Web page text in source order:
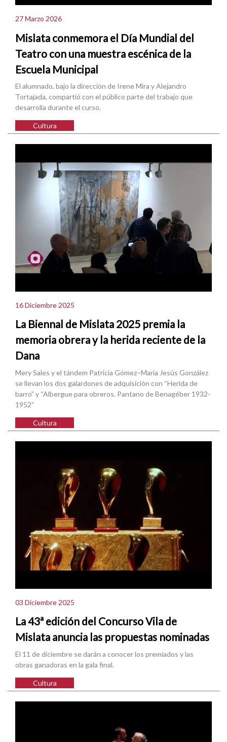
27 Marzo 2026
Mislata conmemora el Día Mundial del
Teatro con una muestra escénica de la
Escuela Municipal
El alumnado, bajo la dirección de Irene Mira y Alejandro
Tortajada, compartió con el público parte del trabajo que
desarrolla durante el curso.
Cultura
16 Diciembre 2025
La Biennal de Mislata 2025 premia la
memoria obrera y la herida reciente de la
Dana
Mery Sales y el tándem Patricia Gómez–María Jesús González
se llevan los dos galardones de adquisición con “Herida de
barro” y “Albergue para obreros. Pantano de Benagéber 1932-
1952”
Cultura
03 Diciembre 2025
La 43ª edición del Concurso Vila de
Mislata anuncia las propuestas nominadas
El 11 de diciembre se darán a conocer los premiados y las
obras ganadoras en la gala final.
Cultura